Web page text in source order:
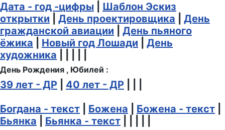
Дата - год -цифры
Шаблон Эскиз
открытки
День проектировщика
День
гражданской авиации
День пьяного
ёжика
Новый год Лошади
День
художника
День Рождения , Юбилей :
39 лет - ДР 40 лет - ДР
Богдана - текст
Божена Божена - текст
Бьянка
Бьянка - текст